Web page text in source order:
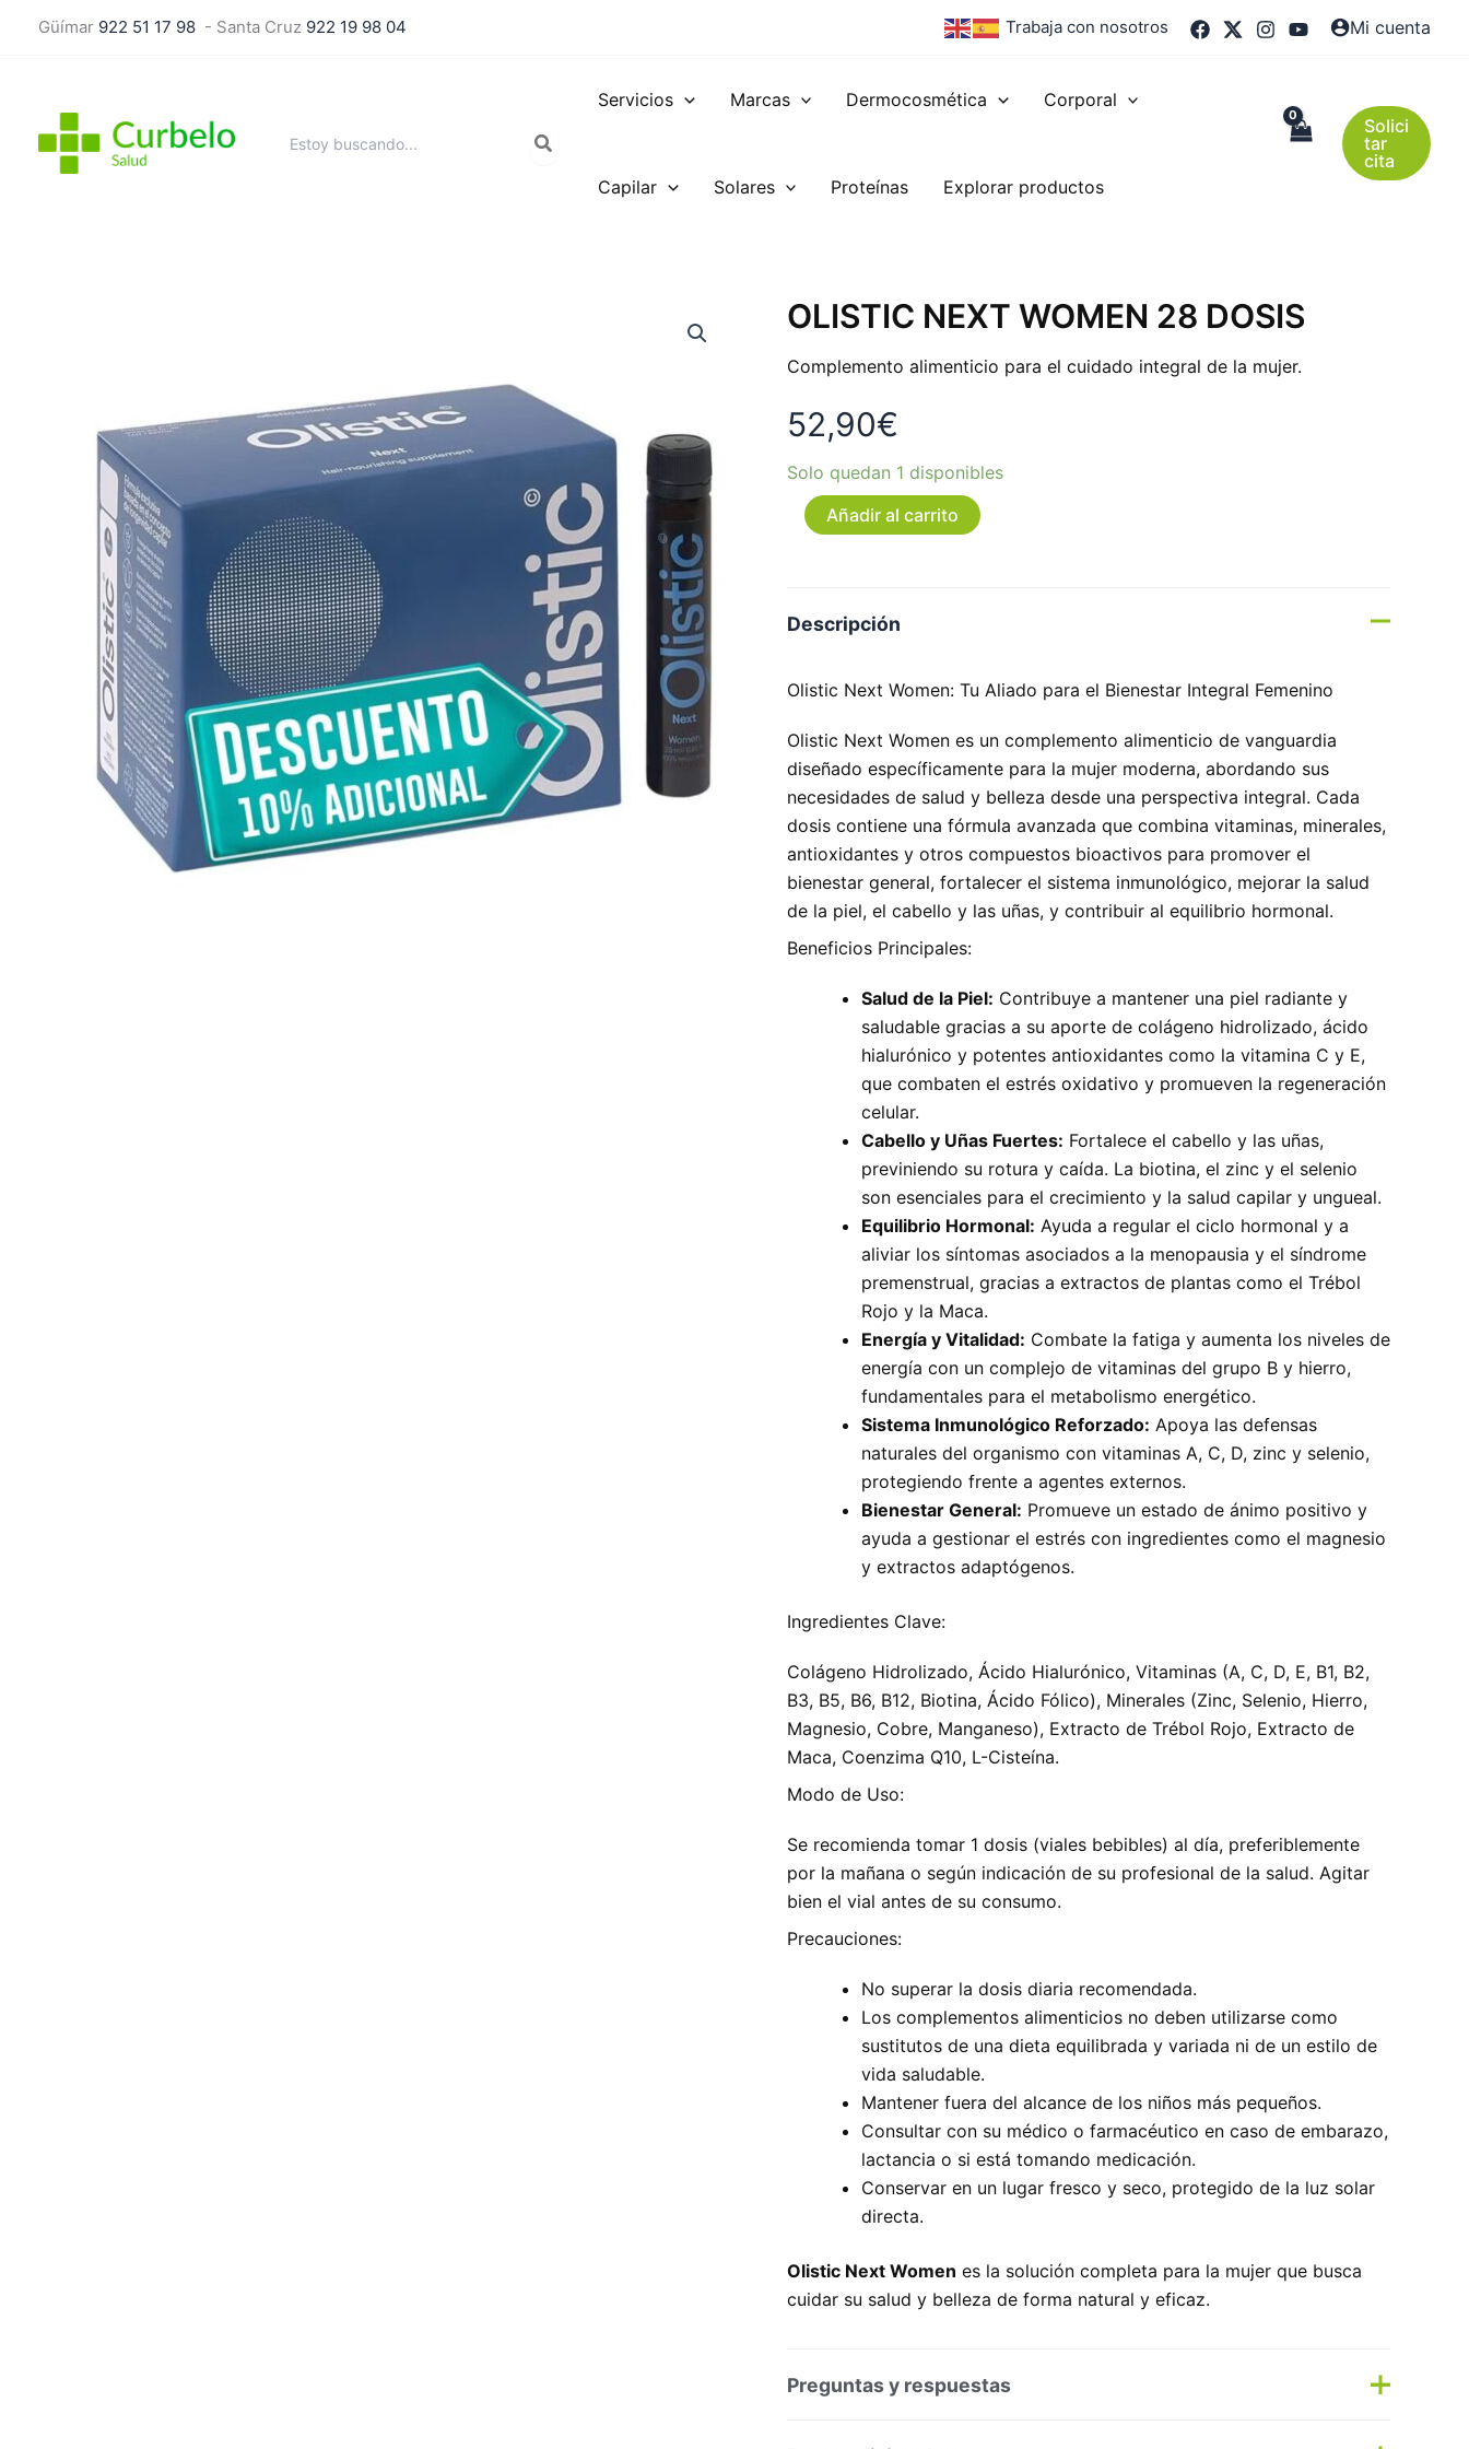
Güímar 922 51 17 98 - Santa Cruz 922 19 98 04 Trabaja con nosotros Mi cuenta
por:
Servicios Marcas Dermocosmética Corporal
Capilar Solares Proteínas Explorar productos
Solici
tar
cita
OLISTIC NEXT WOMEN 28 DOSIS
Complemento alimenticio para el cuidado integral de la mujer.
52,90€
Solo quedan 1 disponibles
OLISTIC
NEXT
28
cantidad
Añadir al carrito
Descripción
Olistic Next Women: Tu Aliado para el Bienestar Integral Femenino
Olistic Next Women es un complemento alimenticio de vanguardia
diseñado específicamente para la mujer moderna, abordando sus
necesidades de salud y belleza desde una perspectiva integral. Cada
dosis contiene una fórmula avanzada que combina vitaminas, minerales,
antioxidantes y otros compuestos bioactivos para promover el
bienestar general, fortalecer el sistema inmunológico, mejorar la salud
de la piel, el cabello y las uñas, y contribuir al equilibrio hormonal.
Beneficios Principales:
Salud de la Piel: Contribuye a mantener una piel radiante y
saludable gracias a su aporte de colágeno hidrolizado, ácido
hialurónico y potentes antioxidantes como la vitamina C y E,
que combaten el estrés oxidativo y promueven la regeneración
celular.
Cabello y Uñas Fuertes: Fortalece el cabello y las uñas,
previniendo su rotura y caída. La biotina, el zinc y el selenio
son esenciales para el crecimiento y la salud capilar y ungueal.
Equilibrio Hormonal: Ayuda a regular el ciclo hormonal y a
aliviar los síntomas asociados a la menopausia y el síndrome
premenstrual, gracias a extractos de plantas como el Trébol
Rojo y la Maca.
Energía y Vitalidad: Combate la fatiga y aumenta los niveles de
energía con un complejo de vitaminas del grupo B y hierro,
fundamentales para el metabolismo energético.
Sistema Inmunológico Reforzado: Apoya las defensas
naturales del organismo con vitaminas A, C, D, zinc y selenio,
protegiendo frente a agentes externos.
Bienestar General: Promueve un estado de ánimo positivo y
ayuda a gestionar el estrés con ingredientes como el magnesio
y extractos adaptógenos.
Ingredientes Clave:
Colágeno Hidrolizado, Ácido Hialurónico, Vitaminas (A, C, D, E, B1, B2,
B3, B5, B6, B12, Biotina, Ácido Fólico), Minerales (Zinc, Selenio, Hierro,
Magnesio, Cobre, Manganeso), Extracto de Trébol Rojo, Extracto de
Maca, Coenzima Q10, L-Cisteína.
Modo de Uso:
Se recomienda tomar 1 dosis (viales bebibles) al día, preferiblemente
por la mañana o según indicación de su profesional de la salud. Agitar
bien el vial antes de su consumo.
Precauciones:
No superar la dosis diaria recomendada.
Los complementos alimenticios no deben utilizarse como
sustitutos de una dieta equilibrada y variada ni de un estilo de
vida saludable.
Mantener fuera del alcance de los niños más pequeños.
Consultar con su médico o farmacéutico en caso de embarazo,
lactancia o si está tomando medicación.
Conservar en un lugar fresco y seco, protegido de la luz solar
directa.
Olistic Next Women es la solución completa para la mujer que busca
cuidar su salud y belleza de forma natural y eficaz.
Preguntas y respuestas